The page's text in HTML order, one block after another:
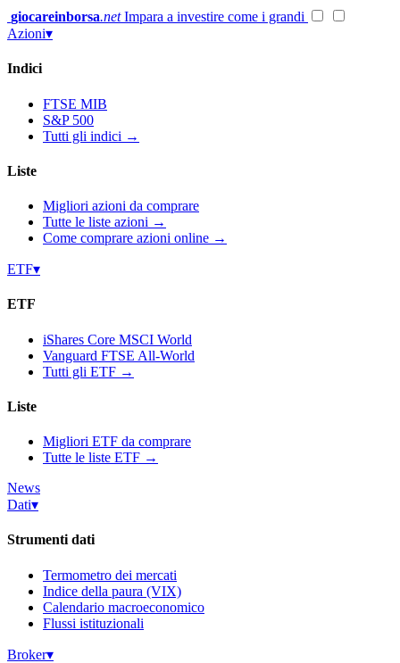
Vai
al
giocareinborsa.net Impara a investire come i grandi
Azioni▾
Indici
FTSE MIB
S&P 500
Tutti gli indici →
Liste
Migliori azioni da comprare
Tutte le liste azioni →
Come comprare azioni online →
ETF▾
ETF
iShares Core MSCI World
Vanguard FTSE All-World
Tutti gli ETF →
Liste
Migliori ETF da comprare
Tutte le liste ETF →
News
Dati▾
Strumenti dati
Termometro dei mercati
Indice della paura (VIX)
Calendario macroeconomico
Flussi istituzionali
Broker▾